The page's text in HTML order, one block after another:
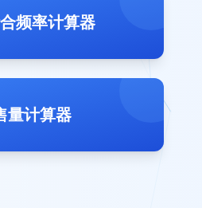
频率计算器
量计算器